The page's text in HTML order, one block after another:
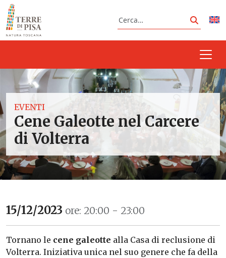
Vai al contenuto
Cerca
Cerca
EVENTI
Cene Galeotte nel Carcere
di Volterra
15/12/2023 ore: 20:00 - 23:00
Tornano le cene galeotte alla Casa di reclusione di
Volterra. Iniziativa unica nel suo genere che fa della